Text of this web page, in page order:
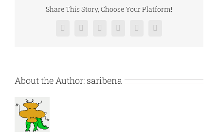
Share This Story, Choose Your Platform!
Facebook
X RedditLinkedInPinterestVk
About the Author: saribena